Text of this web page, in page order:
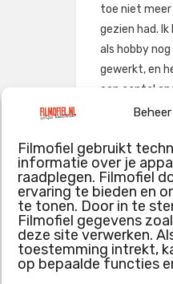
Filmofiel gebruikt
informatie over je
raadplegen. Filmofiel
ervaring te bieden en
te tonen. Door in te
Filmofiel gegevens
deze site verwerken.
toestemming intrekt,
op bepaalde functies
toe niet
gezien had.
als hobby
gewerkt, en
een aantal
meegewerkt.
pretentieloze
voormalige
aangevuld
over de
maken van